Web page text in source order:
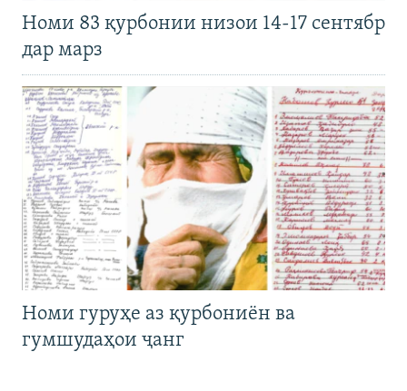
Номи 83 қурбонии низои 14-17 сентябр
дар марз
Номи гуруҳе аз қурбониён ва
гумшудаҳои ҷанг